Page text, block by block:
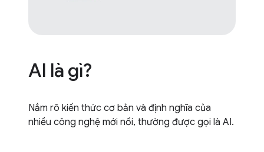
AI là gì?
Nắm rõ kiến thức cơ bản và định nghĩa của
nhiều công nghệ mới nổi, thường được gọi là AI.